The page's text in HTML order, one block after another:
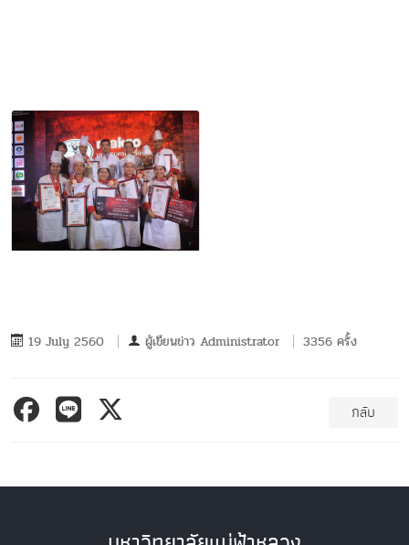
19 July 2560 ผู้เขียนข่าว Administrator 3356 ครั้ง
กลับ